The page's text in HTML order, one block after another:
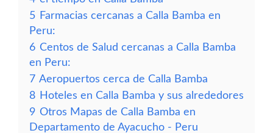
5 Farmacias cercanas a Calla Bamba en
Peru:
6 Centos de Salud cercanas a Calla Bamba
en Peru:
7 Aeropuertos cerca de Calla Bamba
8 Hoteles en Calla Bamba y sus alrededores
9 Otros Mapas de Calla Bamba en
Departamento de Ayacucho - Peru